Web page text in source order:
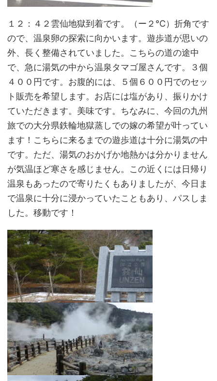
１２：４２雲仙地獄到着です。（ー２℃）折角です
ので、温泉卵の探索に向かいます。遊歩道が思いの
外、長く整備されていました。こちらの道の途中
で、急に湯気の中から温泉タマゴ屋さんです。３個
４００円です。お腹的には、５個６００円でのセッ
ト販売を希望します。お店には塩があり、振りかけ
ていただきます。美味です。ちなみに、今回の九州
旅での大分県鉄輪地獄蒸しでの嫁の希望が叶ってい
ます！こちらに来るまでの遊歩道は十分に湯気の中
です。ただ、湯気のおかげか地熱かは分かりません
が気温ほど寒さを感じません。この近くには日帰り
温泉もあったので寄りたくもありましたが、今日ま
で温泉に十分に浸かっていたこともあり、パスしま
した。移動です！